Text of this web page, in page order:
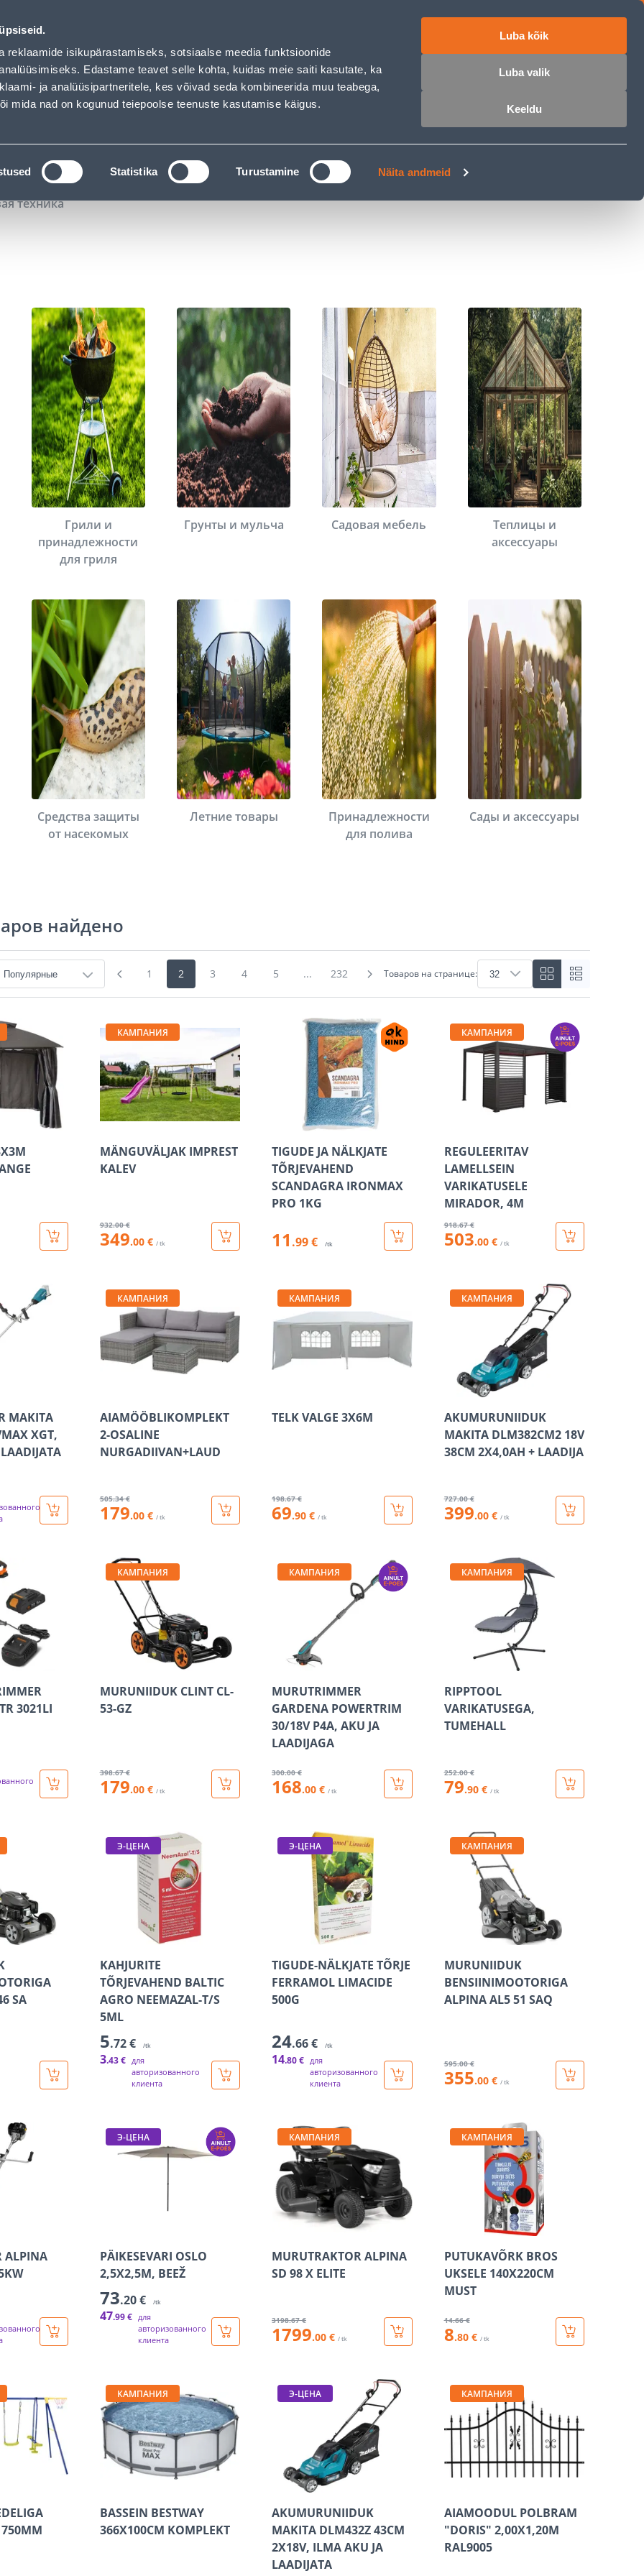
reklaamide isikupärastamiseks, sotsiaalse meedia funktsioonide
Edastame teavet selle kohta, kuidas meie saiti kasutate, ka
ja analüüsipartneritele, kes võivad seda kombineerida muu teabega,
mida nad on kogunud teiepoolse teenuste kasutamise käigus.
Statistika Turustamine Näita andmeid
Luba kõik
Luba valik
Keeldu
Обслуживание частных клиентов Услуги Предложения о работе
ПОИСК
АРЕНДА ИНСТРУМЕНТОВ РАССРОЧКА
техника
Грили и
принадлежности
для гриля
Грунты и мульча Садовая мебель
Теплицы и
аксессуары
Средства защиты
от насекомых
Летние товары
Принадлежности
для полива
Сады и аксессуары
найдено
1 2 3 4 5 ... 232 Товаров на странице:
КАМПАНИЯ
MÄNGUVÄLJAK IMPREST
KALEV
932.00 €
349.00 € / tk
TIGUDE JA NÄLKJATE
TÕRJEVAHEND
SCANDAGRA IRONMAX
PRO 1KG
11 .99 € /tk
КАМПАНИЯ
REGULEERITAV
LAMELLSEIN
VARIKATUSELE
MIRADOR, 4M
918.67 €
503.00 € / tk
MAKITA
XGT,
КАМПАНИЯ
AIAMÖÖBLIKOMPLEKT
2-OSALINE
NURGADIIVAN+LAUD
505.34 €
179.00 € / tk
КАМПАНИЯ
TELK VALGE 3X6M
198.67 €
69.90 € / tk
КАМПАНИЯ
AKUMURUNIIDUK
MAKITA DLM382CM2 18V
38CM 2X4,0AH + LAADIJA
727.00 €
399.00 € / tk
3021LI
КАМПАНИЯ
MURUNIIDUK CLINT CL-
53-GZ
398.67 €
179.00 € / tk
КАМПАНИЯ
MURUTRIMMER
GARDENA POWERTRIM
30/18V P4A, AKU JA
LAADIJAGA
300.00 €
168.00 € / tk
КАМПАНИЯ
RIPPTOOL
VARIKATUSEGA,
TUMEHALL
252.00 €
79.90 € / tk
SA
Э-ЦЕНА
KAHJURITE
TÕRJEVAHEND BALTIC
AGRO NEEMAZAL-T/S
5ML
5.72 € /tk
3.43 € для
авторизованного
клиента
Э-ЦЕНА
TIGUDE-NÄLKJATE TÕRJE
FERRAMOL LIMACIDE
500G
24.66 € /tk
14.80 € для
авторизованного
клиента
КАМПАНИЯ
MURUNIIDUK
BENSIINIMOOTORIGA
ALPINA AL5 51 SAQ
595.00 €
355.00 € / tk
ALPINA
Э-ЦЕНА
PÄIKESEVARI OSLO
2,5X2,5M, BEEŽ
73.20 € /tk
47.99 € для
авторизованного
клиента
КАМПАНИЯ
MURUTRAKTOR ALPINA
SD 98 X ELITE
3198.67 €
1799.00 € / tk
КАМПАНИЯ
PUTUKAVÕRK BROS
UKSELE 140X220CM
MUST
14.66 €
8.80 € / tk
КАМПАНИЯ
BASSEIN BESTWAY
366X100CM KOMPLEKT
Э-ЦЕНА
AKUMURUNIIDUK
MAKITA DLM432Z 43CM
2X18V, ILMA AKU JA
LAADIJATA
КАМПАНИЯ
AIAMOODUL POLBRAM
"DORIS" 2,00X1,20M
RAL9005